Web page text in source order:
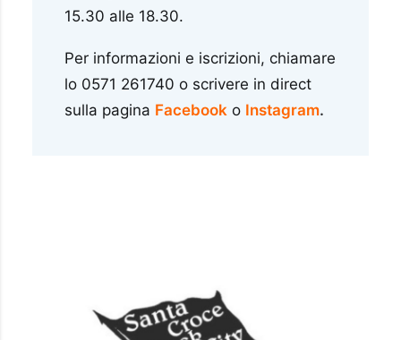
15.30 alle 18.30.
Per informazioni e iscrizioni, chiamare
lo 0571 261740 o scrivere in direct
sulla pagina Facebook o Instagram.